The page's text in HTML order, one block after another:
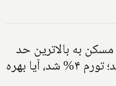
مسکن به بالاترین حد
در ۳۰ سال گذشته رسید؛ تورم ۴% شد، آیا بهره